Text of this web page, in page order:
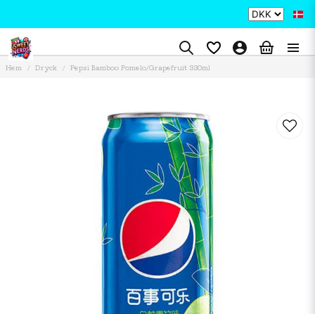
Hem Dryck Pepsi Bamboo Pomelo/Grapefruit 330ml